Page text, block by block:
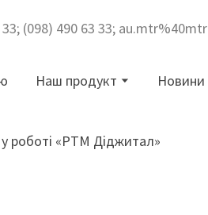
(098) 490 63 33; au.mtr%40mtr
Наш продукт Новини